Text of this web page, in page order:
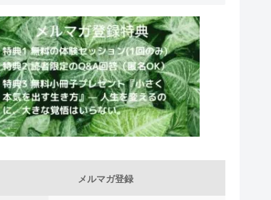
メルマガ登録